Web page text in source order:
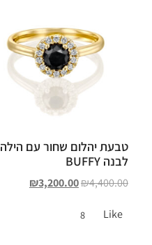
טבעת יהלום שחור עם הילה
לבנה BUFFY
₪4,400.00
₪3,200.00
Like
8